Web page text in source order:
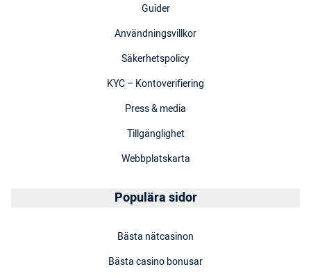
Guider
Användningsvillkor
Säkerhetspolicy
KYC – Kontoverifiering
Press & media
Tillgänglighet
Webbplatskarta
Populära sidor
Bästa nätcasinon
Bästa casino bonusar